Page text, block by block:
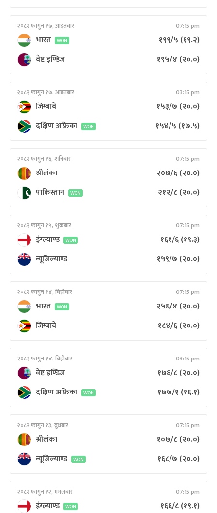
२०८२ फागुन १७, आइतबार 07:15 pm
भारत WON १९९/५ (१९.२)
वेष्ट इण्डिज
१९५/४ (२०.०)
२०८२ फागुन १७, आइतबार 03:15 pm
जिम्बाबे १५३/७ (२०.०)
दक्षिण अफ्रिका
WON १५४/५ (१७.५)
२०८२ फागुन १६, शनिबार 07:15 pm
श्रीलंका २०७/६(२०.०)
पाकिस्तान
WON २१२/८(२०.०)
२०८२ फागुन १५, शुक्रबार 07:15 pm
इंग्ल्याण्ड WON १६१/६(१९.३)
न्यूजिल्याण्ड
१५९/७ (२०.०)
२०८२ फागुन १४, बिहीबार 07:15 pm
भारत WON २५६/४ (२०.०)
जिम्बाबे
१८४/६(२०.०)
२०८२ फागुन १४, बिहीबार 03:15 pm
वेष्ट इण्डिज १७६/८(२०.०)
दक्षिण अफ्रिका
WON १७७/१ (१६.१)
२०८२ फागुन १३, बुधबार 07:15 pm
श्रीलंका १०७/८(२०.०)
न्यूजिल्याण्ड
WON १६८/७ (२०.०)
२०८२ फागुन १२, मंगलबार 07:15 pm
इंग्ल्याण्ड WON १६६/८(१९.१)